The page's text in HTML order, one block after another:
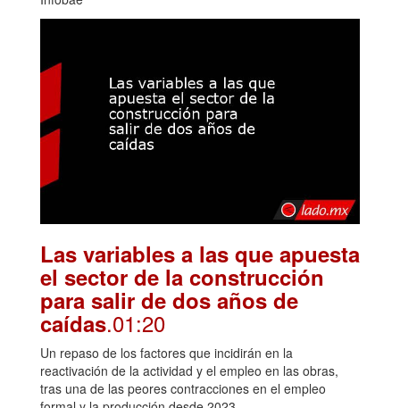
Las variables a las que apuesta
el sector de la construcción
para salir de dos años de
caídas.01:20
Un repaso de los factores que incidirán en la
reactivación de la actividad y el empleo en las obras,
tras una de las peores contracciones en el empleo